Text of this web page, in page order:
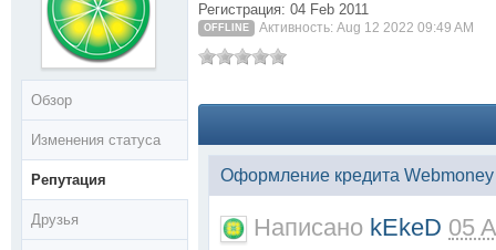
Обзор
Изменения статуса
Репутация
Друзья
Регистрация: 04 Feb 2011
OFFLINE Активность: Aug 12 2022 09:49 AM
Оформление кредита Webmoney
Написано kEkeD 05